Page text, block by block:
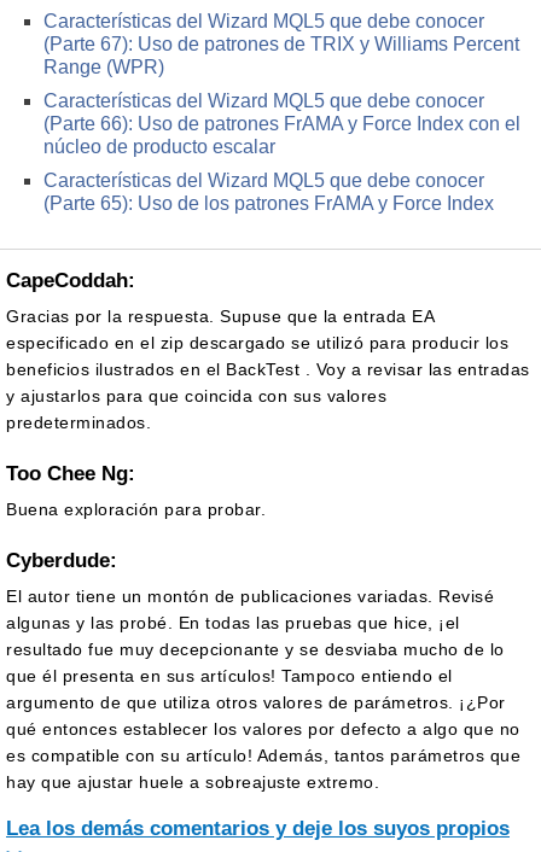
Características del Wizard MQL5 que debe conocer
(Parte 67): Uso de patrones de TRIX y Williams Percent
Range (WPR)
Características del Wizard MQL5 que debe conocer
(Parte 66): Uso de patrones FrAMA y Force Index con el
núcleo de producto escalar
Características del Wizard MQL5 que debe conocer
(Parte 65): Uso de los patrones FrAMA y Force Index
CapeCoddah:
Gracias por la respuesta. Supuse que la entrada EA
especificado en el zip descargado se utilizó para producir los
beneficios ilustrados en el BackTest . Voy a revisar las entradas
y ajustarlos para que coincida con sus valores
predeterminados.
Too Chee Ng:
Buena exploración para probar.
Cyberdude:
El autor tiene un montón de publicaciones variadas. Revisé
algunas y las probé. En todas las pruebas que hice, ¡el
resultado fue muy decepcionante y se desviaba mucho de lo
que él presenta en sus artículos! Tampoco entiendo el
argumento de que utiliza otros valores de parámetros. ¡¿Por
qué entonces establecer los valores por defecto a algo que no
es compatible con su artículo! Además, tantos parámetros que
hay que ajustar huele a sobreajuste extremo.
Lea los demás comentarios y deje los suyos propios